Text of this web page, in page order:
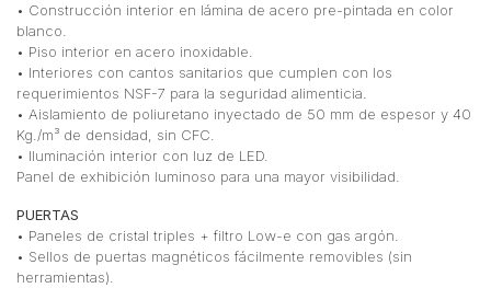
• Construcción interior en lámina de acero pre-pintada en color
blanco.
• Piso interior en acero inoxidable.
• Interiores con cantos sanitarios que cumplen con los
requerimientos NSF-7 para la seguridad alimenticia.
• Aislamiento de poliuretano inyectado de 50 mm de espesor y 40
Kg./m³ de densidad, sin CFC.
• Iluminación interior con luz de LED.
Panel de exhibición luminoso para una mayor visibilidad.
PUERTAS
• Paneles de cristal triples + filtro Low-e con gas argón.
• Sellos de puertas magnéticos fácilmente removibles (sin
herramientas).